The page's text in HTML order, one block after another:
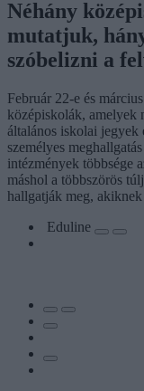
Néhány
mutatjuk,
szóbelizni a
Február 22-e és
középiskolák, amelyek
általános iskolai jegyek
személyes
intézmények többsége
máshol a többszörös
hallgatják meg,
Eduline